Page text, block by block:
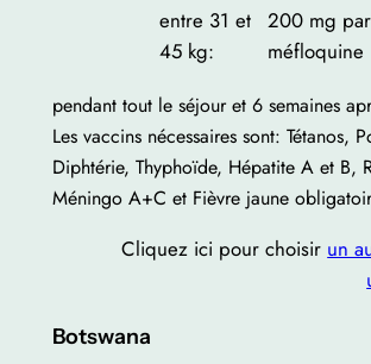
entre 31 et
45 kg:
200 mg
méfloquine
pendant tout le séjour et 6 semaines
Les vaccins nécessaires sont: Tétanos,
Diphtérie, Thyphoïde, Hépatite A et B,
Méningo A+C et Fièvre jaune
Cliquez ici pour choisir un
Botswana